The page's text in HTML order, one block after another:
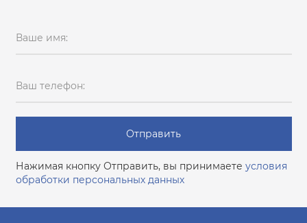
Ваше имя:
Ваш телефон:
Отправить
Нажимая кнопку Отправить, вы принимаете условия
обработки персональных данных